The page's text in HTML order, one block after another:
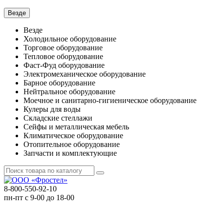
Везде
Везде
Холодильное оборудование
Торговое оборудование
Тепловое оборудование
Фаст-Фуд оборудование
Электромеханическое оборудование
Барное оборудование
Нейтральное оборудование
Моечное и санитарно-гигиеническое оборудование
Кулеры для воды
Складские стеллажи
Сейфы и металлическая мебель
Климатическое оборудование
Отопительное оборудование
Запчасти и комплектующие
8-800-550-92-10
пн-пт с 9-00 до 18-00